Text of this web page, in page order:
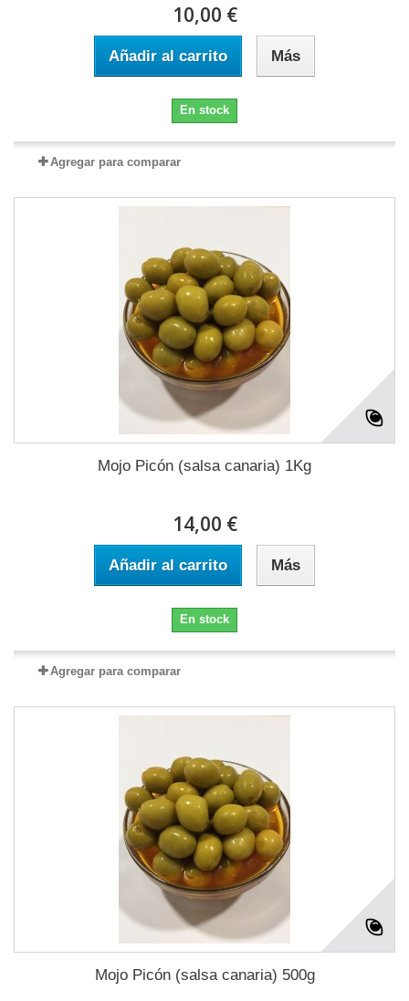
10,00 €
Añadir al carrito Más
En stock
Agregar para comparar
Mojo Picón (salsa canaria) 1Kg
14,00 €
Añadir al carrito Más
En stock
Agregar para comparar
Mojo Picón (salsa canaria) 500g